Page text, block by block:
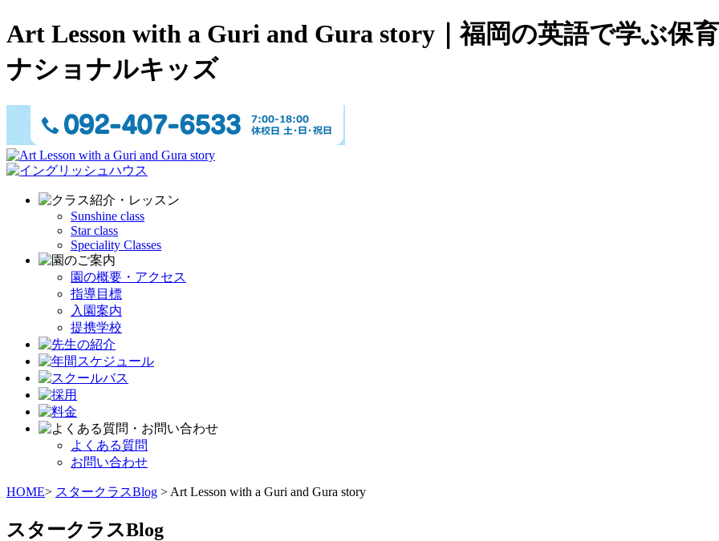
Art Lesson with a Guri and Gura story｜福岡の英語で学ぶ
ナショナルキッズ
Sunshine class
Star class
Speciality Classes
園の概要・アクセス
指導目標
入園案内
提携学校
よくある質問
お問い合わせ
HOME> スタークラスBlog > Art Lesson with a Guri and Gura story
スタークラスBlog